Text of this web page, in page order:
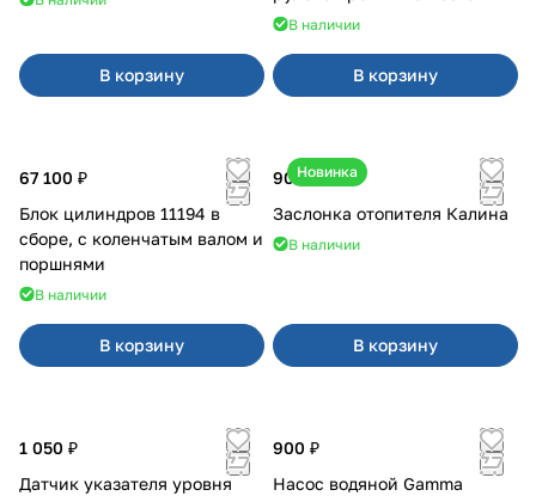
В корзину
В наличии
В корзину
67 100 ₽
Блок цилиндров 11194 в
сборе, с коленчатым валом и
поршнями
В наличии
В корзину
Новинка
900 ₽
Заслонка отопителя Калина
В наличии
В корзину
1 050 ₽
Датчик указателя уровня
900 ₽
Насос водяной Gamma